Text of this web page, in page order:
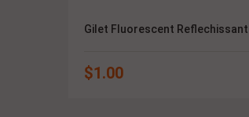
Gilet Fluorescent Reflechissant
$1.00